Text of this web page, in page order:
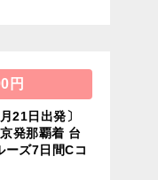
円
21日出発〕
発那覇着 台
ーズ7日間Cコ